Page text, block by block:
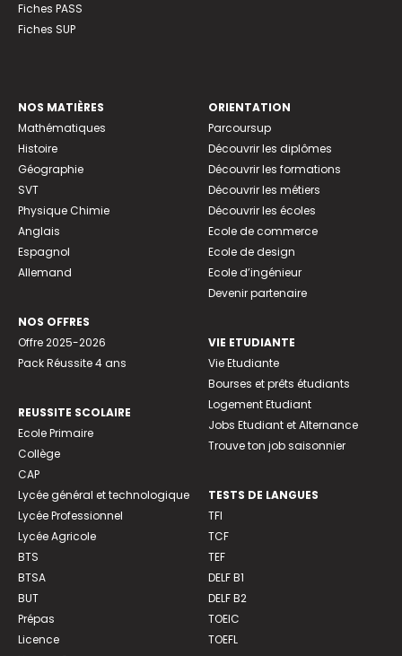
Fiches PASS
Fiches SUP
NOS MATIÈRES
Mathématiques
Histoire
Géographie
SVT
Physique Chimie
Anglais
Espagnol
Allemand
NOS OFFRES
Offre 2025-2026
Pack Réussite 4 ans
REUSSITE SCOLAIRE
Ecole Primaire
Collège
CAP
Lycée général et technologique
Lycée Professionnel
Lycée Agricole
BTS
BTSA
BUT
Prépas
Licence
ORIENTATION
Parcoursup
Découvrir les diplômes
Découvrir les formations
Découvrir les métiers
Découvrir les écoles
Ecole de commerce
Ecole de design
Ecole d’ingénieur
Devenir partenaire
VIE ETUDIANTE
Vie Etudiante
Bourses et prêts étudiants
Logement Etudiant
Jobs Etudiant et Alternance
Trouve ton job saisonnier
TESTS DE LANGUES
TFI
TCF
TEF
DELF B1
DELF B2
TOEIC
TOEFL